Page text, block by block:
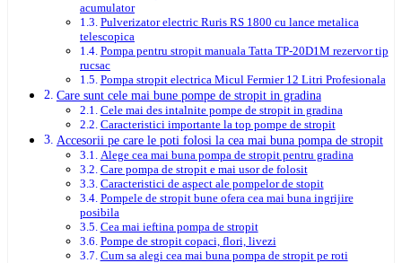
acumulator
Pulverizator electric Ruris RS 1800 cu lance metalica
telescopica
Pompa pentru stropit manuala Tatta TP-20D1M rezervor tip
rucsac
Pompa stropit electrica Micul Fermier 12 Litri Profesionala
Care sunt cele mai bune pompe de stropit in gradina
Cele mai des intalnite pompe de stropit in gradina
Caracteristici importante la top pompe de stropit
Accesorii pe care le poti folosi la cea mai buna pompa de stropit
Alege cea mai buna pompa de stropit pentru gradina
Care pompa de stropit e mai usor de folosit
Caracteristici de aspect ale pompelor de stopit
Pompele de stropit bune ofera cea mai buna ingrijire
posibila
Cea mai ieftina pompa de stropit
Pompe de stropit copaci, flori, livezi
Cum sa alegi cea mai buna pompa de stropit pe roti